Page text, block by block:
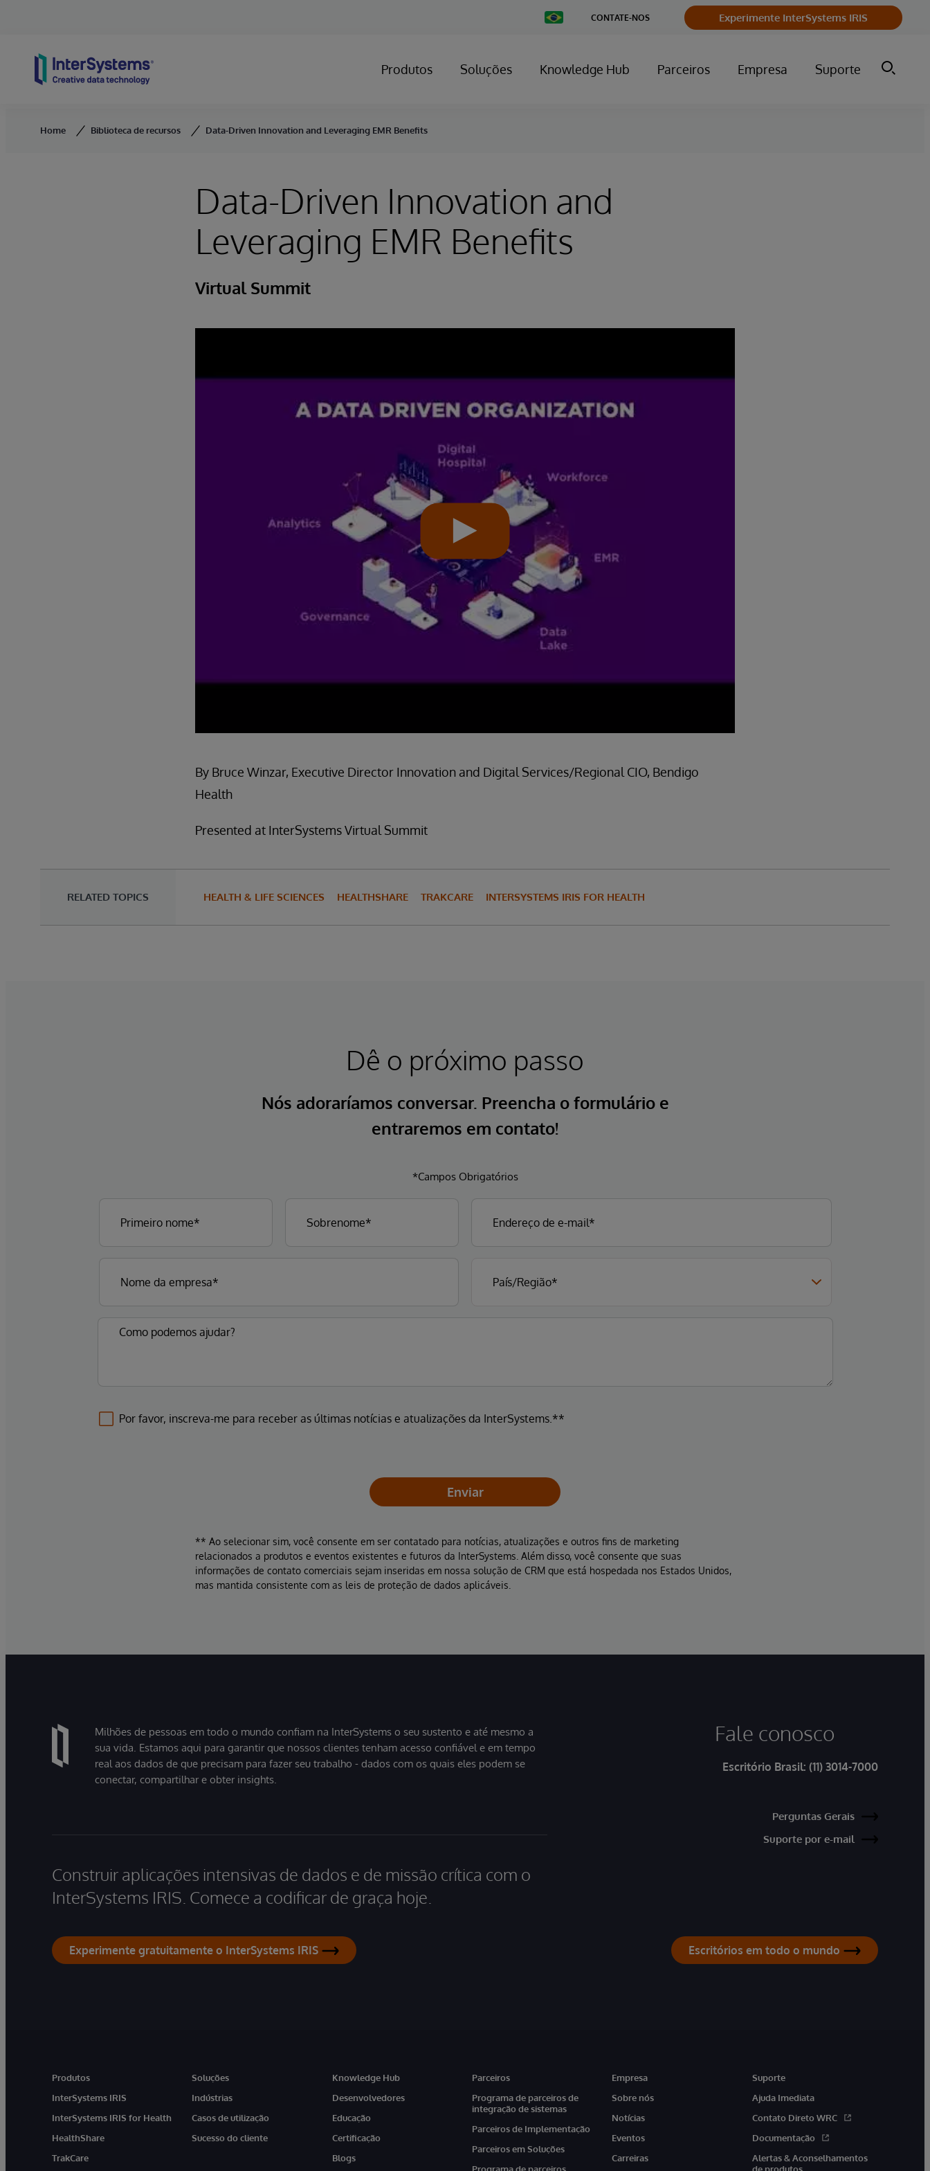
Change
Country
CONTATE-NOS Experimente InterSystems IRIS
Produtos Soluções Knowledge Hub Parceiros Empresa Suporte
Home Biblioteca de recursos Data-Driven Innovation and Leveraging EMR Benefits
Data-Driven Innovation and
Leveraging EMR Benefits
Virtual Summit
By Bruce Winzar, Executive Director Innovation and Digital Services/Regional CIO, Bendigo
Health
Presented at InterSystems Virtual Summit
RELATED TOPICS HEALTH & LIFE SCIENCES HEALTHSHARE TRAKCARE INTERSYSTEMS IRIS FOR HEALTH
Dê o próximo passo
Nós adoraríamos conversar. Preencha o formulário e
entraremos em contato!
*Campos Obrigatórios
Por favor, inscreva-me para receber as últimas notícias e atualizações da InterSystems.**
Enviar
** Ao selecionar sim, você consente em ser contatado para notícias, atualizações e outros fins de marketing
relacionados a produtos e eventos existentes e futuros da InterSystems. Além disso, você consente que suas
informações de contato comerciais sejam inseridas em nossa solução de CRM que está hospedada nos Estados Unidos,
mas mantida consistente com as leis de proteção de dados aplicáveis.
Milhões de pessoas em todo o mundo confiam na InterSystems o seu sustento e até mesmo a
sua vida. Estamos aqui para garantir que nossos clientes tenham acesso confiável e em tempo
real aos dados de que precisam para fazer seu trabalho - dados com os quais eles podem se
conectar, compartilhar e obter insights.
Construir aplicações intensivas de dados e de missão crítica com o
InterSystems IRIS. Comece a codificar de graça hoje.
Experimente gratuitamente o InterSystems IRIS
Fale conosco
Escritório Brasil: (11) 3014-7000
Perguntas Gerais
Suporte por e-mail
Escritórios em todo o mundo
Produtos
InterSystems IRIS
InterSystems IRIS for Health
HealthShare
TrakCare
Soluções
Indústrias
Casos de utilização
Sucesso do cliente
Knowledge Hub
Desenvolvedores
Educação
Certificação
Blogs
Parceiros
Programa de parceiros de
integração de sistemas
Parceiros de Implementação
Parceiros em Soluções
Empresa
Sobre nós
Notícias
Eventos
Carreiras
Suporte
Ajuda Imediata
Contato Direto WRC
Documentação
Alertas & Aconselhamentos